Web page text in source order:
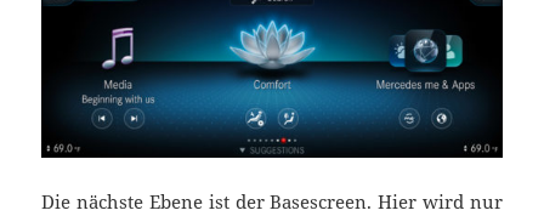
Die nächste Ebene ist der Basescreen. Hier wird nur